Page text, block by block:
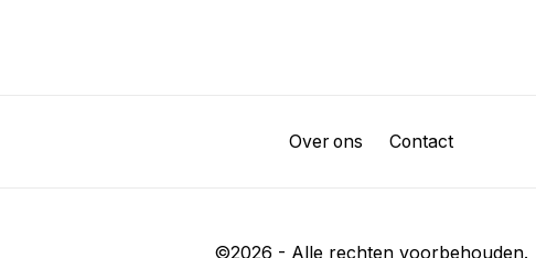
Over ons Contact
©2026 - Alle rechten voorbehouden.